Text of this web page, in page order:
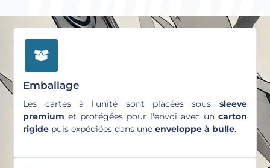
Emballage
Les cartes à l'unité sont placées sous sleeve
premium et protégées pour l'envoi avec un carton
rigide puis expédiées dans uneenveloppe à bulle.